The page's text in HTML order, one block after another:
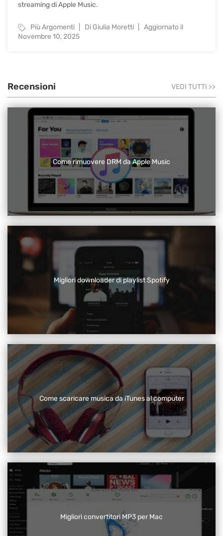
streaming di Apple Music.
Più Argomenti Di Giulia Moretti
Aggiornato il
Novembre 10, 2025
Recensioni VEDI TUTTI >>
Come rimuovere DRM da Apple Music
Migliori downloader di playlist Spotify
Come scaricare musica da iTunes al computer
Migliori convertitori MP3 per Mac